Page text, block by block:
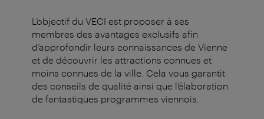
L’objectif du VECI est proposer à ses
membres des avantages exclusifs afin
d’approfondir leurs connaissances de Vienne
et de découvrir les attractions connues et
moins connues de la ville. Cela vous garantit
des conseils de qualité ainsi que l’élaboration
de fantastiques programmes viennois.